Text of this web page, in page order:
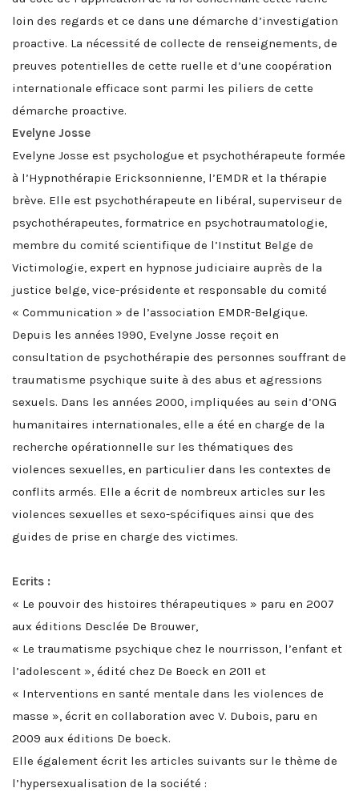
loin des regards et ce dans une démarche d’investigation
proactive. La nécessité de collecte de renseignements, de
preuves potentielles de cette ruelle et d’une coopération
internationale efficace sont parmi les piliers de cette
démarche proactive.
Evelyne Josse
Evelyne Josse est psychologue et psychothérapeute formée
à l’Hypnothérapie Ericksonnienne, l’EMDR et la thérapie
brève. Elle est psychothérapeute en libéral, superviseur de
psychothérapeutes, formatrice en psychotraumatologie,
membre du comité scientifique de l’Institut Belge de
Victimologie, expert en hypnose judiciaire auprès de la
justice belge, vice-présidente et responsable du comité
« Communication » de l’association EMDR-Belgique.
Depuis les années 1990, Evelyne Josse reçoit en
consultation de psychothérapie des personnes souffrant de
traumatisme psychique suite à des abus et agressions
sexuels. Dans les années 2000, impliquées au sein d’ONG
humanitaires internationales, elle a été en charge de la
recherche opérationnelle sur les thématiques des
violences sexuelles, en particulier dans les contextes de
conflits armés. Elle a écrit de nombreux articles sur les
violences sexuelles et sexo-spécifiques ainsi que des
guides de prise en charge des victimes.
Ecrits :
« Le pouvoir des histoires thérapeutiques » paru en 2007
aux éditions Desclée De Brouwer,
« Le traumatisme psychique chez le nourrisson, l’enfant et
l’adolescent », édité chez De Boeck en 2011 et
« Interventions en santé mentale dans les violences de
masse », écrit en collaboration avec V. Dubois, paru en
2009 aux éditions De boeck.
Elle également écrit les articles suivants sur le thème de
l’hypersexualisation de la société :